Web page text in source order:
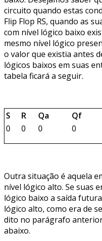
circuito quando estas
Flip Flop RS, quando as
com nível lógico baixo
mesmo nível lógico
o valor que existia antes
lógicos baixos em suas
tabela ficará a seguir.
S R Qa
Qf
0
0 0 0
Outra situação é aquela
nível lógico alto. Se suas
lógico baixo a saída
lógico alto, como era de
dito no parágrafo
abaixo.